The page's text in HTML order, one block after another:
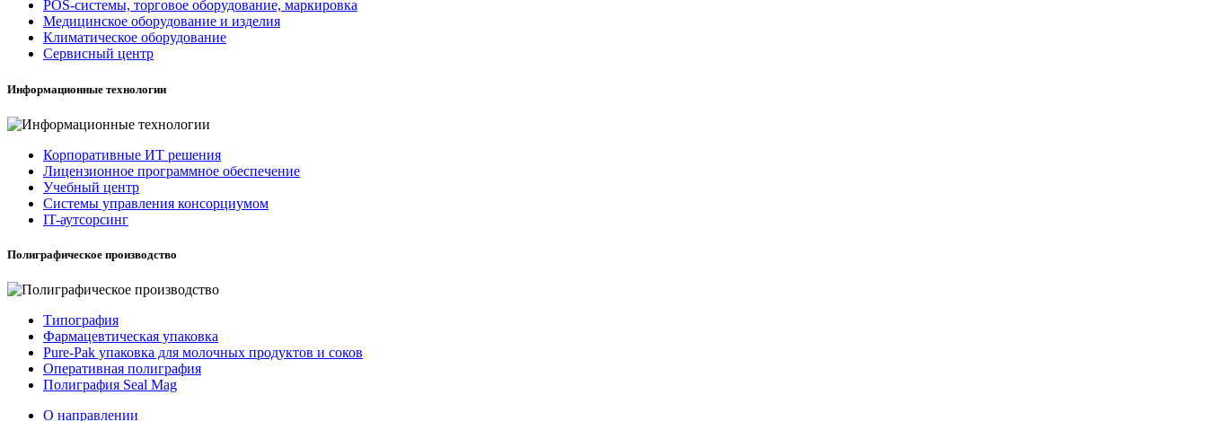
POS-системы, торговое оборудование, маркировка
Медицинское оборудование и изделия
Климатическое оборудование
Сервисный центр
Информационные технологии
Корпоративные ИТ решения
Лицензионное программное обеспечение
Учебный центр
Системы управления консорциумом
IT-аутсорсинг
Полиграфическое производство
Типография
Фармацевтическая упаковка
Pure-Pak упаковка для молочных продуктов и соков
Оперативная полиграфия
Полиграфия Seal Mag
О направлении